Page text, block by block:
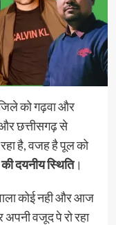
को गढ़वा और
छत्तीसगढ़ से
है, वजह है पूल को
दयनीय स्थिति।
कोई नही और आज
वजूद पे रो रहा